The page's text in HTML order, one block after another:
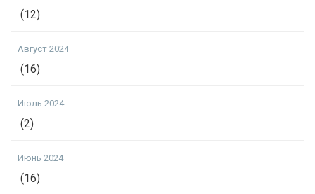
(12)
Август 2024
(16)
Июль 2024
(2)
Июнь 2024
(16)